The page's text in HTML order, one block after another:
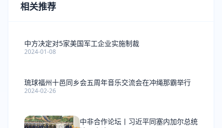
相关推荐
中方决定对5家美国军工企业实施制裁
2024-01-08
琉球福州十邑同乡会五周年音乐交流会在冲绳那霸举行
2024-02-26
中非合作论坛丨习近平同塞内加尔总统